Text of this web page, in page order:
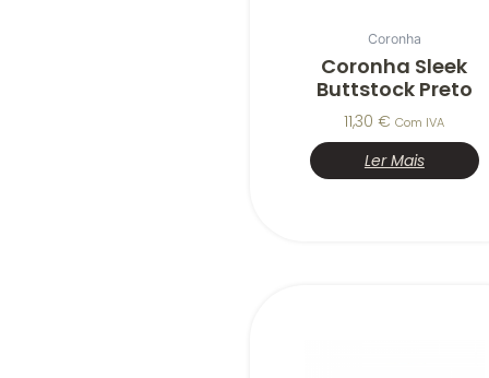
Coronha
Coronha Sleek
Buttstock Preto
11,30€ Com IVA
Ler Mais